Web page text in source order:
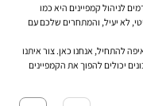
לניהול קמפיינים היא כמו
לא יעיל, והמתחרים שלכם עם
להתחיל, אנחנו כאן. צור איתנו
יכולים להפוך את הקמפיינים